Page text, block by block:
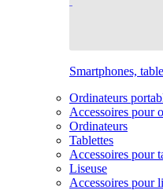
Smartphones,
Ordinateurs
Accessoires pour
Ordinateurs
Tablettes
Accessoires pour
Liseuse
Accessoires pour